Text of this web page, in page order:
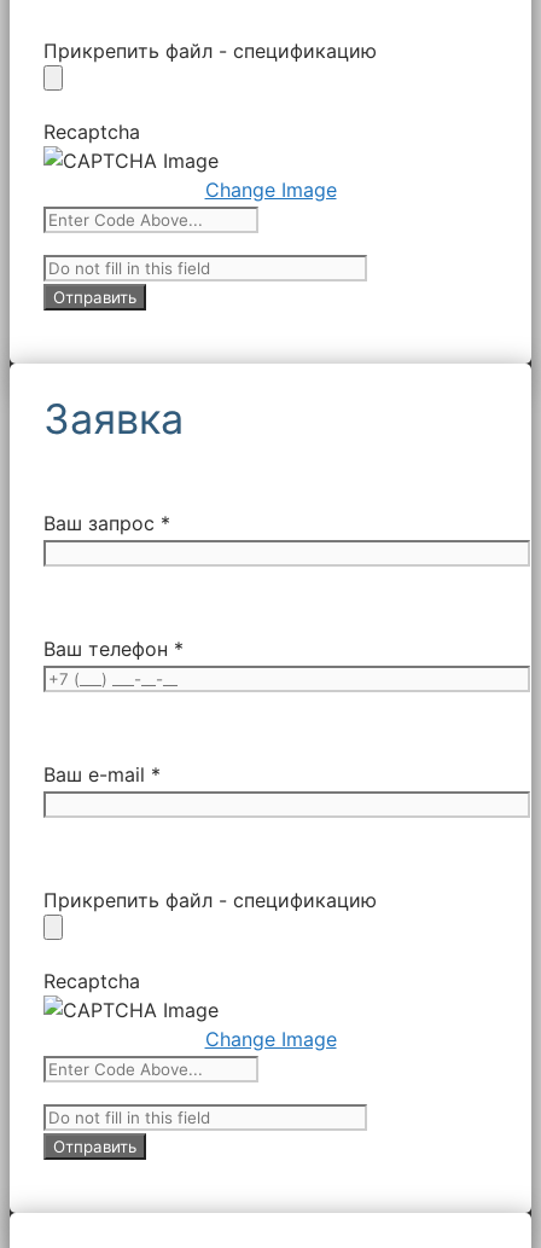
Прикрепить файл - спецификацию
Recaptcha
Change Image
Заявка
Ваш запрос *
Ваш телефон *
Ваш e-mail *
Прикрепить файл - спецификацию
Recaptcha
Change Image